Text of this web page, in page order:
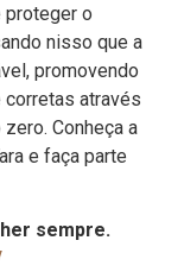
proteger o
nisso que a
promovendo
através
Conheça a
e faça parte
sempre.